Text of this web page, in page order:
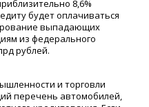
8,6%
будет оплачиваться
выпадающих
из федерального
рублей.
и торговли
перечень автомобилей,